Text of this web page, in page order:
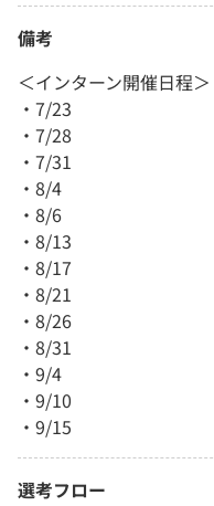
備考
＜インターン開催日程＞
・7/23
・7/28
・7/31
・8/4
・8/6
・8/13
・8/17
・8/21
・8/26
・8/31
・9/4
・9/10
・9/15
選考フロー